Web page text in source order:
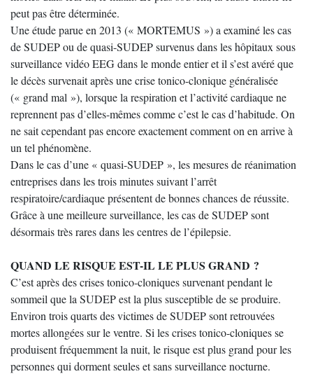
peut pas être déterminée.
Une étude parue en 2013 (« MORTEMUS ») a examiné les cas
de SUDEP ou de quasi-SUDEP survenus dans les hôpitaux sous
surveillance vidéo EEG dans le monde entier et il s’est avéré que
le décès survenait après une crise tonico-clonique généralisée
(« grand mal »), lorsque la respiration et l’activité cardiaque ne
reprennent pas d’elles-mêmes comme c’est le cas d’habitude. On
ne sait cependant pas encore exactement comment on en arrive à
un tel phénomène.
Dans le cas d’une « quasi-SUDEP », les mesures de réanimation
entreprises dans les trois minutes suivant l’arrêt
respiratoire/cardiaque présentent de bonnes chances de réussite.
Grâce à une meilleure surveillance, les cas de SUDEP sont
désormais très rares dans les centres de l’épilepsie.
QUAND LE RISQUE EST-IL LE PLUS GRAND ?
C’est après des crises tonico-cloniques survenant pendant le
sommeil que la SUDEP est la plus susceptible de se produire.
Environ trois quarts des victimes de SUDEP sont retrouvées
mortes allongées sur le ventre. Si les crises tonico-cloniques se
produisent fréquemment la nuit, le risque est plus grand pour les
personnes qui dorment seules et sans surveillance nocturne.